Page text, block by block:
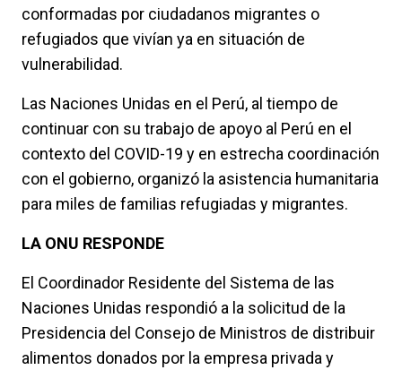
conformadas por ciudadanos migrantes o
refugiados que vivían ya en situación de
vulnerabilidad.
Las Naciones Unidas en el Perú, al tiempo de
continuar con su trabajo de apoyo al Perú en el
contexto del COVID-19 y en estrecha coordinación
con el gobierno, organizó la asistencia humanitaria
para miles de familias refugiadas y migrantes.
LA ONU RESPONDE
El Coordinador Residente del Sistema de las
Naciones Unidas respondió a la solicitud de la
Presidencia del Consejo de Ministros de distribuir
alimentos donados por la empresa privada y